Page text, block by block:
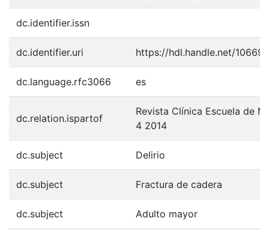
dc.identifier.issn
dc.identifier.uri https://hdl.handle.net/10669/
dc.language.rfc3066 es
dc.relation.ispartof
Revista Clínica Escuela de
4 2014
dc.subject Delirio
dc.subject Fractura de cadera
dc.subject Adulto mayor